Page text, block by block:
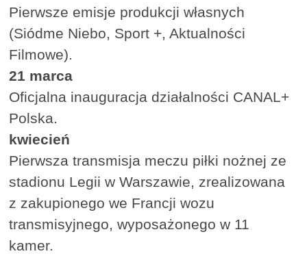
Pierwsze emisje produkcji własnych
(Siódme Niebo, Sport +, Aktualności
Filmowe).
21 marca
Oficjalna inauguracja działalności CANAL+
Polska.
kwiecień
Pierwsza transmisja meczu piłki nożnej ze
stadionu Legii w Warszawie, zrealizowana
z zakupionego we Francji wozu
transmisyjnego, wyposażonego w 11
kamer.